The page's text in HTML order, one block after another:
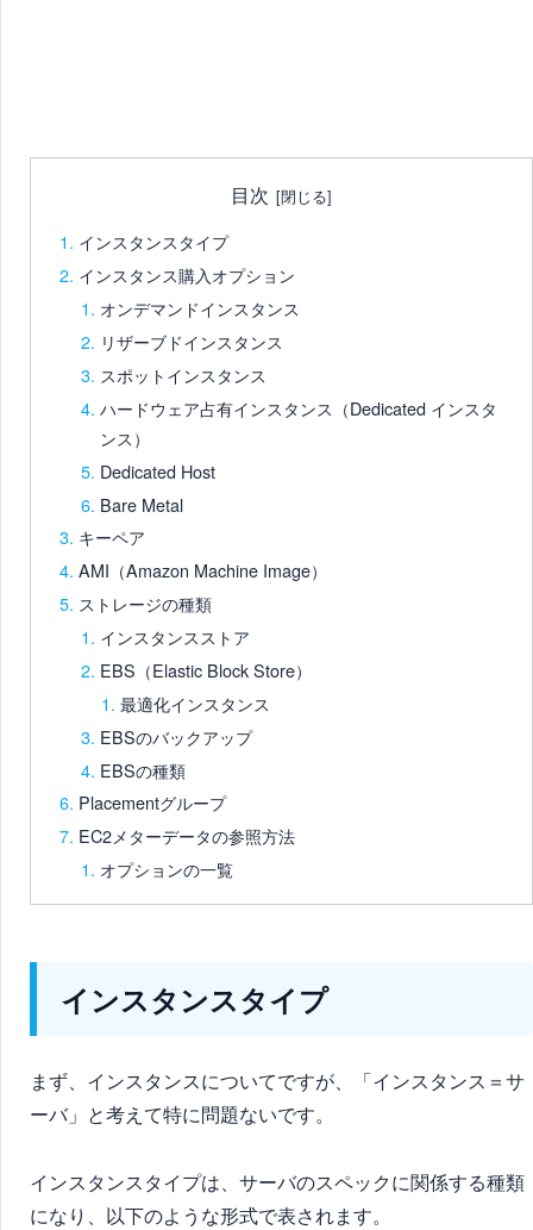
目次
インスタンスタイプ
インスタンス購入オプション
オンデマンドインスタンス
リザーブドインスタンス
スポットインスタンス
ハードウェア占有インスタンス（Dedicated インスタ
ンス）
Dedicated Host
Bare Metal
キーペア
AMI（Amazon Machine Image）
ストレージの種類
インスタンスストア
EBS（Elastic Block Store）
最適化インスタンス
EBSのバックアップ
EBSの種類
Placementグループ
EC2メターデータの参照方法
オプションの一覧
インスタンスタイプ
まず、インスタンスについてですが、「インスタンス＝サ
ーバ」と考えて特に問題ないです。
インスタンスタイプは、サーバのスペックに関係する種類
になり、以下のような形式で表されます。